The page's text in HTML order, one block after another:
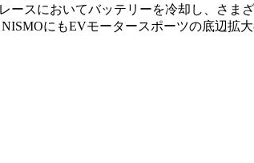
スにおいてバッテリーを冷却し、さま
にもEVモータースポーツの底辺拡